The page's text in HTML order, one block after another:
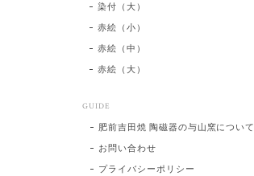
染付（大）
赤絵（小）
赤絵（中）
赤絵（大）
GUIDE
肥前吉田焼 陶磁器の与山窯について
お問い合わせ
プライバシーポリシー